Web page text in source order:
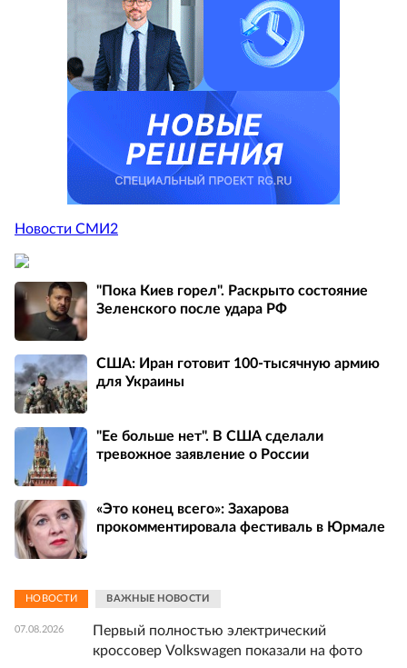
Новости СМИ2
"Пока Киев горел". Раскрыто состояние
Зеленского после удара РФ
США: Иран готовит 100-тысячную армию
для Украины
"Ее больше нет". В США сделали
тревожное заявление о России
«Это конец всего»: Захарова
прокомментировала фестиваль в Юрмале
НОВОСТИ ВАЖНЫЕ НОВОСТИ
07.08.2026
Первый полностью электрический
кроссовер Volkswagen показали на фото